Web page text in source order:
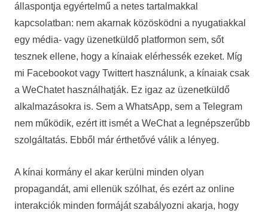
állaspontja egyértelmű a netes tartalmakkal
kapcsolatban: nem akarnak közösködni a nyugatiakkal
egy média- vagy üzenetküldő platformon sem, sőt
tesznek ellene, hogy a kínaiak elérhessék ezeket. Míg
mi Facebookot vagy Twittert használunk, a kínaiak csak
a WeChatet használhatják. Ez igaz az üzenetküldő
alkalmazásokra is. Sem a WhatsApp, sem a Telegram
nem működik, ezért itt ismét a WeChat a legnépszerűbb
szolgáltatás. Ebből már érthetővé válik a lényeg.
A kínai kormány el akar kerülni minden olyan
propagandát, ami ellenük szólhat, és ezért az online
interakciók minden formáját szabályozni akarja, hogy